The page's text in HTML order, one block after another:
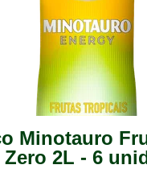
Minotauro
2L - 6